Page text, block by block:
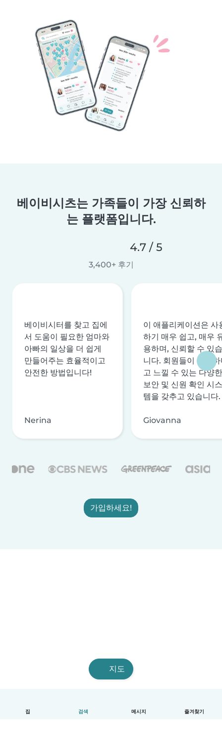
집 검색 메시지 즐겨찾기
베이비시츠는 가족들이 가장 신뢰하
는 플랫폼입니다.
4.7 / 5
3,400+ 후기
베이비시터를 찾고 집에
서 도움이 필요한 엄마와
아빠의 일상을 더 쉽게
만들어주는 효율적이고
안전한 방법입니다!
Nerina
이 애플리케이션은 사
하기 매우 쉽고, 매우
용하며, 신뢰할 수 있습
니다. 회원들이 안전
고 느낄 수 있는 다양한
보안 및 신원 확인 시스
템을 갖추고 있습니다.
Giovanna
가입하세요!
지도